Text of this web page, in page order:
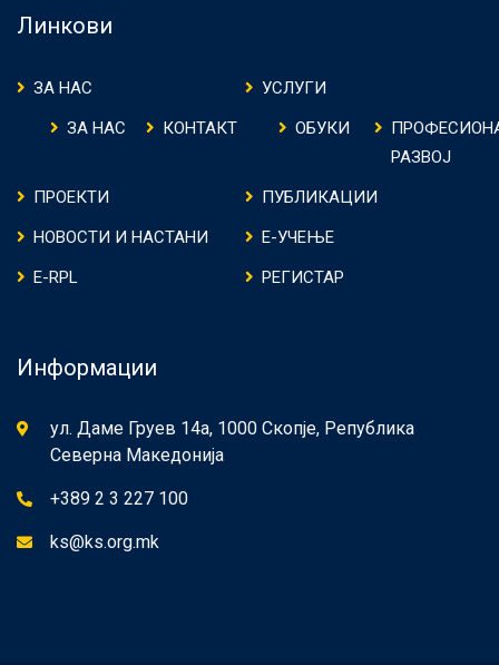
Линкови
ЗА НАС
ЗА НАС
КОНТАКТ
УСЛУГИ
ОБУКИ
РАЗВОЈ
ПРОЕКТИ
ПУБЛИКАЦИИ
НОВОСТИ И НАСТАНИ
Е-УЧЕЊЕ
E-RPL
РЕГИСТАР
Информации
ул. Даме Груев 14а, 1000 Скопје, Република
Северна Македонија
+389 2 3 227 100
ks@ks.org.mk